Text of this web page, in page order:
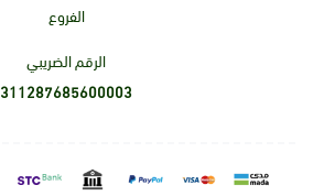
الفروع
الرقم الضريبي
311287685600003